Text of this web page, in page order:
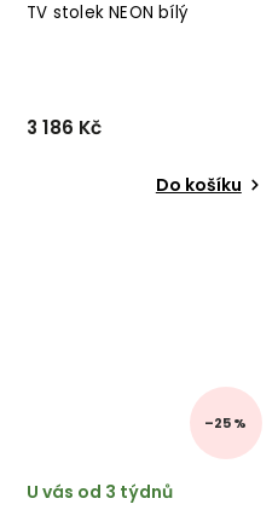
TV stolek NEON bílý
3 186 Kč
Do košíku
–25 %
U vás od 3 týdnů